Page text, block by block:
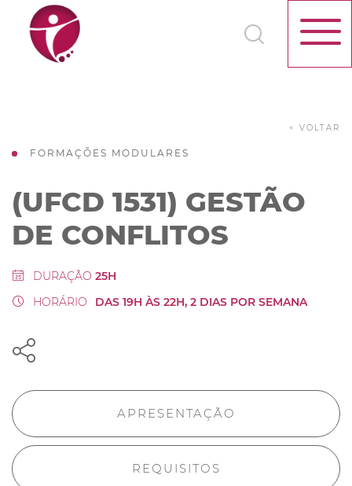
FORMAÇÕES MODULARES
< VOLTAR
(UFCD 1531) GESTÃO
DE CONFLITOS
DURAÇÃO 25H
HORÁRIO
DAS 19H ÀS 22H, 2 DIAS POR SEMANA
APRESENTAÇÃO
REQUISITOS